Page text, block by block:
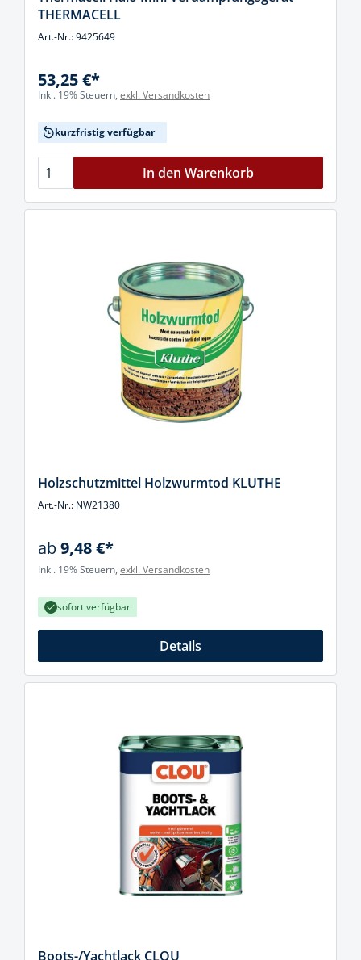
THERMACELL
Art.-Nr.: 9425649
53,25 €*
Inkl. 19% Steuern, exkl. Versandkosten
kurzfristig verfügbar
In den Warenkorb
Holzschutzmittel Holzwurmtod KLUTHE
Art.-Nr.: NW21380
ab9,48 €*
Inkl. 19% Steuern, exkl. Versandkosten
sofort verfügbar
Details
Boots-/Yachtlack CLOU